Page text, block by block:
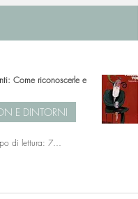
Come riconoscerle e
E DINTORNI
Tempo di lettura: 7 min